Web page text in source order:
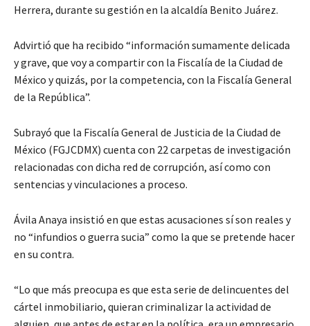
Herrera, durante su gestión en la alcaldía Benito Juárez.
Advirtió que ha recibido “información sumamente delicada
y grave, que voy a compartir con la Fiscalía de la Ciudad de
México y quizás, por la competencia, con la Fiscalía General
de la República”.
Subrayó que la Fiscalía General de Justicia de la Ciudad de
México (FGJCDMX) cuenta con 22 carpetas de investigación
relacionadas con dicha red de corrupción, así como con
sentencias y vinculaciones a proceso.
Ávila Anaya insistió en que estas acusaciones sí son reales y
no “infundios o guerra sucia” como la que se pretende hacer
en su contra.
“Lo que más preocupa es que esta serie de delincuentes del
cártel inmobiliario, quieran criminalizar la actividad de